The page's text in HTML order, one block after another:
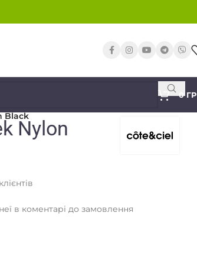
0
Black
Nylon
в коментарі до замовлення